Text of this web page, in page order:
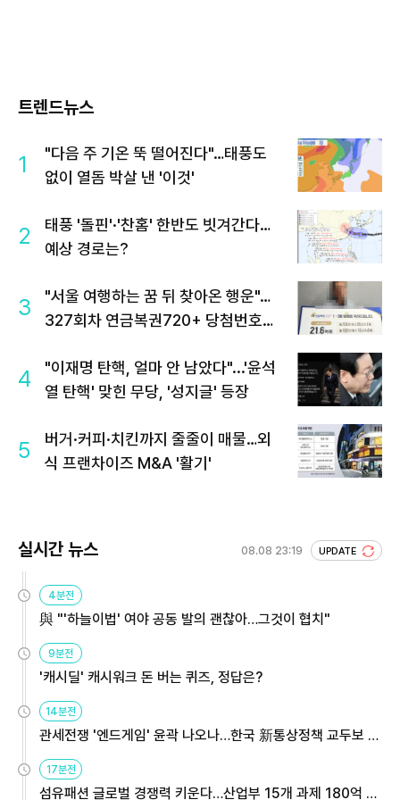
트렌드뉴스
1
"다음 주 기온 뚝 떨어진다"…태풍도
없이 열돔 박살 낸 '이것'
2
태풍 '돌핀'·'찬홈' 한반도 빗겨간다…
예상 경로는?
3
"서울 여행하는 꿈 뒤 찾아온 행운"…
327회차 연금복권720+ 당첨번호조
4
"이재명 탄핵, 얼마 안 남았다"...'윤석
열 탄핵' 맞힌 무당, '성지글' 등장
5
버거·커피·치킨까지 줄줄이 매물…외
식 프랜차이즈 M&A '활기'
실시간 뉴스 08.08 23:19 UPDATE
4분전
與 "'하늘이법' 여야 공동 발의 괜찮아…그것이 협치"
9분전
'캐시딜' 캐시워크 돈 버는 퀴즈, 정답은?
14분전
관세전쟁 '엔드게임' 윤곽 나오나…한국 新통상정책 교두보 활
용해야
17분전
섬유패션 글로벌 경쟁력 키운다…산업부 15개 과제 180억 지